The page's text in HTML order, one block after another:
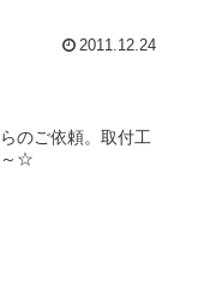
2011.12.24
のご依頼。取付工
～☆